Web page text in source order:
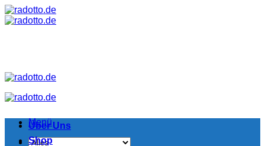
Zum
Inhalt
Menü
Über Uns
Shop